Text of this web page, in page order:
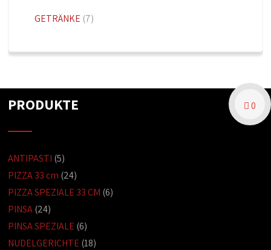
GETRÄNKE (7)
PRODUKTE
ANTIPASTI (5)
PIZZA 33 cm (24)
PIZZA SPEZIALE 33 CM (6)
PINSA(24)
PINSA SPEZIALE (6)
NUDELGERICHTE (18)
0